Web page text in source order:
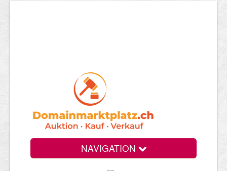
NAVIGATION